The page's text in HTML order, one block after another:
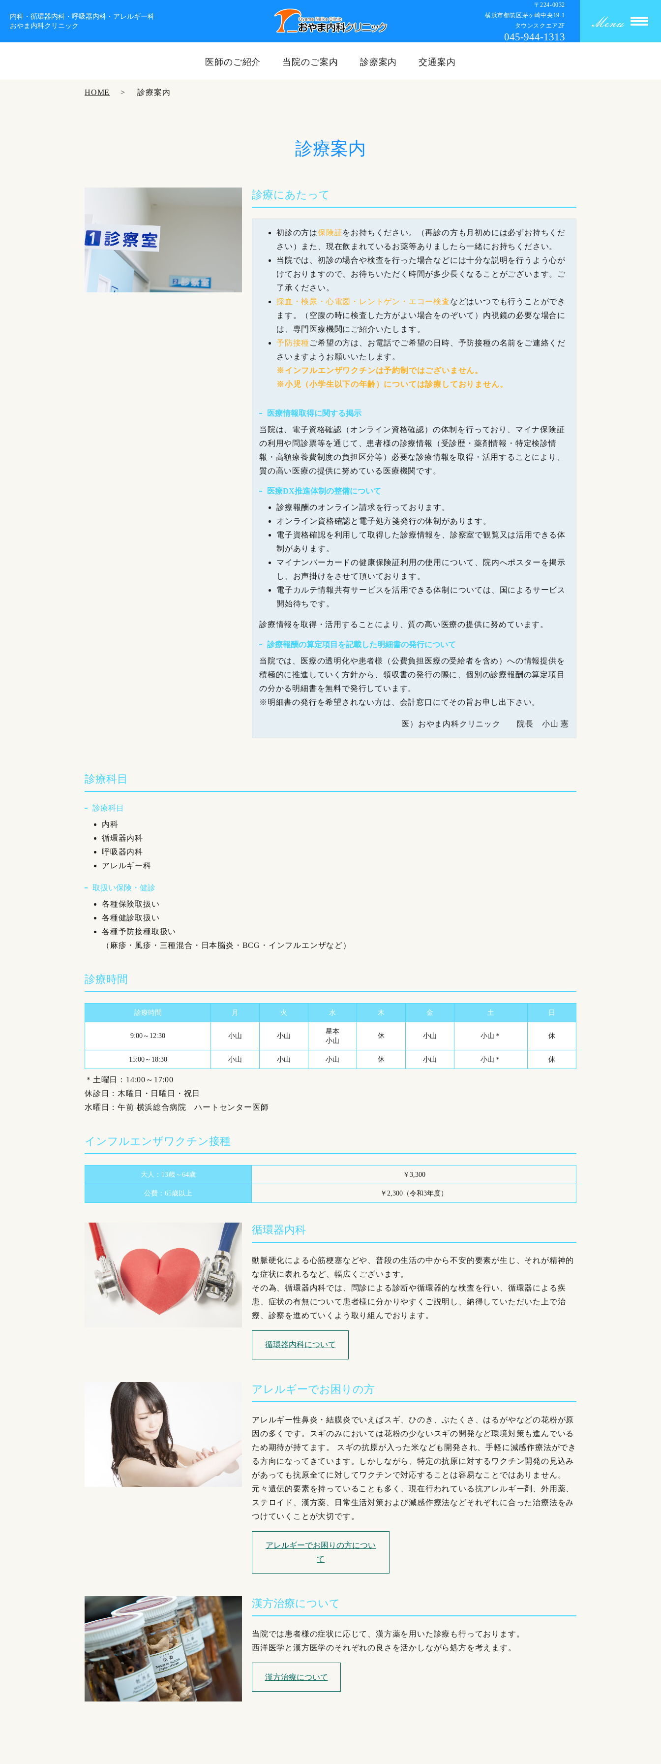
内科・循環器内科・呼吸器内科・アレルギー科
おやま内科クリニック
〒224-0032
横浜市都筑区茅ヶ崎中央19‐1
タウンスクエア2F
045-944-1313
医師のご紹介 当院のご案内 診療案内 交通案内
HOME 診療案内
診療案内
診療にあたって
初診の方は保険証をお持ちください。（再診の方も月初めには必ずお持ちくだ
さい）また、現在飲まれているお薬等ありましたら一緒にお持ちください。
当院では、初診の場合や検査を行った場合などには十分な説明を行うよう心が
けておりますので、お待ちいただく時間が多少長くなることがございます。ご
了承ください。
採血・検尿・心電図・レントゲン・エコー検査などはいつでも行うことができ
ます。（空腹の時に検査した方がよい場合をのぞいて）内視鏡の必要な場合に
は、専門医療機関にご紹介いたします。
予防接種ご希望の方は、お電話でご希望の日時、予防接種の名前をご連絡くだ
さいますようお願いいたします。
※インフルエンザワクチンは予約制ではございません。
※小児（小学生以下の年齢）については診療しておりません。
医療情報取得に関する掲示
当院は、電子資格確認（オンライン資格確認）の体制を行っており、マイナ保険証
の利用や問診票等を通じて、患者様の診療情報（受診歴・薬剤情報・特定検診情
報・高額療養費制度の負担区分等）必要な診療情報を取得・活用することにより、
質の高い医療の提供に努めている医療機関です。
医療DX推進体制の整備について
診療報酬のオンライン請求を行っております。
オンライン資格確認と電子処方箋発行の体制があります。
電子資格確認を利用して取得した診療情報を、診察室で観覧又は活用できる体
制があります。
マイナンバーカードの健康保険証利用の使用について、院内へポスターを掲示
し、お声掛けをさせて頂いております。
電子カルテ情報共有サービスを活用できる体制については、国によるサービス
開始待ちです。
診療情報を取得・活用することにより、質の高い医療の提供に努めています。
診療報酬の算定項目を記載した明細書の発行について
当院では、医療の透明化や患者様（公費負担医療の受給者を含め）への情報提供を
積極的に推進していく方針から、領収書の発行の際に、個別の診療報酬の算定項目
の分かる明細書を無料で発行しています。
※明細書の発行を希望されない方は、会計窓口にてその旨お申し出下さい。
医）おやま内科クリニック 院長 小山 憲
診療科目
診療科目
内科
循環器内科
呼吸器内科
アレルギー科
取扱い保険・健診
各種保険取扱い
各種健診取扱い
各種予防接種取扱い
（麻疹・風疹・三種混合・日本脳炎・BCG・インフルエンザなど）
診療時間
診療時間 月 火 水 木 金 土 日
9:00～12:30 小山 小山
星本
小山
休 小山 小山＊ 休
15:00～18:30 小山 小山 小山 休 小山 小山＊ 休
＊土曜日：14:00～17:00
休診日：木曜日・日曜日・祝日
水曜日：午前 横浜総合病院 ハートセンター医師
インフルエンザワクチン接種
大人：13歳～64歳 ￥3,300
公費：65歳以上 ￥2,300（令和3年度）
循環器内科
動脈硬化による心筋梗塞などや、普段の生活の中から不安的要素が生じ、それが精神的
な症状に表れるなど、幅広くございます。
その為、循環器内科では、問診による診断や循環器的な検査を行い、循環器による疾
患、症状の有無について患者様に分かりやすくご説明し、納得していただいた上で治
療、診察を進めていくよう取り組んでおります。
循環器内科について
アレルギーでお困りの方
アレルギー性鼻炎・結膜炎でいえばスギ、ひのき、ぶたくさ、はるがやなどの花粉が原
因の多くです。スギのみにおいては花粉の少ないスギの開発など環境対策も進んでいる
ため期待が持てます。 スギの抗原が入った米なども開発され、手軽に減感作療法ができ
る方向になってきています。しかしながら、特定の抗原に対するワクチン開発の見込み
があっても抗原全てに対してワクチンで対応することは容易なことではありません。
元々遺伝的要素を持っていることも多く、現在行われている抗アレルギー剤、外用薬、
ステロイド、漢方薬、日常生活対策および減感作療法などそれぞれに合った治療法をみ
つけていくことが大切です。
アレルギーでお困りの方につい
て
漢方治療について
当院では患者様の症状に応じて、漢方薬を用いた診療も行っております。
西洋医学と漢方医学のそれぞれの良さを活かしながら処方を考えます。
漢方治療について